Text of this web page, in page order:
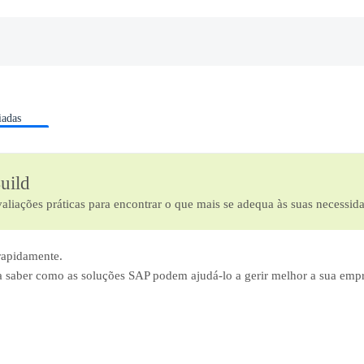
práticas para encontrar o que mais se adequa às suas
como as soluções SAP podem ajudá-lo a gerir melhor a sua